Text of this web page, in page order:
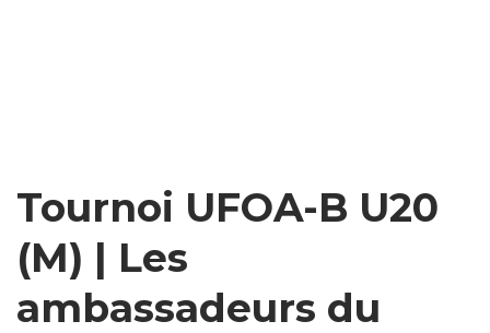
Tournoi UFOA-B U20
(M) | Les
ambassadeurs du